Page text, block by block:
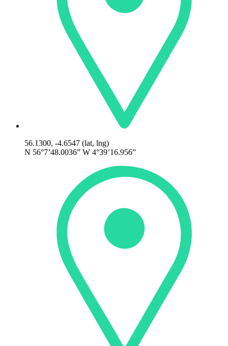
56.1300, -4.6547 (lat, lng)
N 56°7’48.0036” W 4°39’16.956”